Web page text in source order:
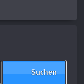
Suchen